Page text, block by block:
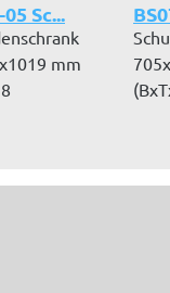
Sc...
mm